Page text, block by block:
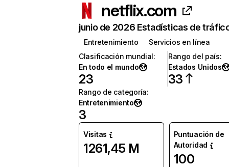
netflix.com
junio de 2026 Estadísticas de
Entretenimiento
Servicios en línea
Clasificación mundial:
En todo el mundo
23
Rango del país:
Estados Unidos
33
Rango de categoría:
Entretenimiento
3
Visitas
1261,45 M
Puntuación de
Autoridad
100